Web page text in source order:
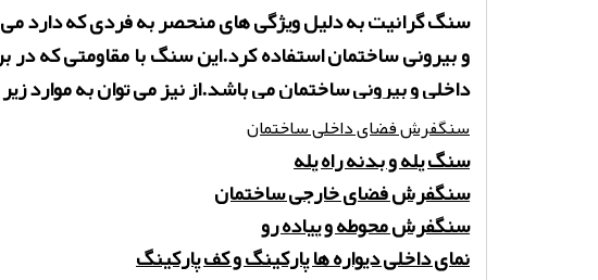
سنگ گرانیت به دلیل ویژگی های منحصر به فردی که دارد
و بیرونی ساختمان استفاده کرد.این سنگ با مقاومتی که
داخلی و بیرونی ساختمان می باشد.از نیز می توان به موارد
سنگفرش فضای داخلی ساختمان
سنگ پله و بدنه راه پله
سنگفرش فضای خارجی ساختمان
سنگفرش محوطه و پیاده رو
نمای داخلی دیواره ها پارکینگ و کف پارکینگ